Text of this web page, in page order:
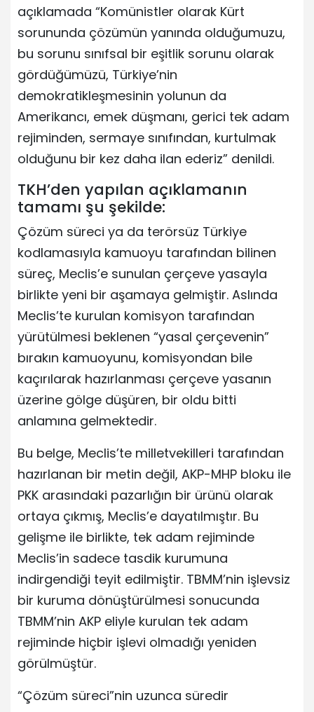
açıklamada “Komünistler olarak Kürt
sorununda çözümün yanında olduğumuzu,
bu sorunu sınıfsal bir eşitlik sorunu olarak
gördüğümüzü, Türkiye’nin
demokratikleşmesinin yolunun da
Amerikancı, emek düşmanı, gerici tek adam
rejiminden, sermaye sınıfından, kurtulmak
olduğunu bir kez daha ilan ederiz” denildi.
TKH’den yapılan açıklamanın
tamamı şu şekilde:
Çözüm süreci ya da terörsüz Türkiye
kodlamasıyla kamuoyu tarafından bilinen
süreç, Meclis’e sunulan çerçeve yasayla
birlikte yeni bir aşamaya gelmiştir. Aslında
Meclis’te kurulan komisyon tarafından
yürütülmesi beklenen “yasal çerçevenin”
bırakın kamuoyunu, komisyondan bile
kaçırılarak hazırlanması çerçeve yasanın
üzerine gölge düşüren, bir oldu bitti
anlamına gelmektedir.
Bu belge, Meclis’te milletvekilleri tarafından
hazırlanan bir metin değil, AKP-MHP bloku ile
PKK arasındaki pazarlığın bir ürünü olarak
ortaya çıkmış, Meclis’e dayatılmıştır. Bu
gelişme ile birlikte, tek adam rejiminde
Meclis’in sadece tasdik kurumuna
indirgendiği teyit edilmiştir. TBMM’nin işlevsiz
bir kuruma dönüştürülmesi sonucunda
TBMM’nin AKP eliyle kurulan tek adam
rejiminde hiçbir işlevi olmadığı yeniden
görülmüştür.
“Çözüm süreci”nin uzunca süredir